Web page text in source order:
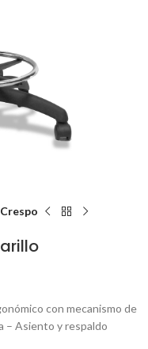
con mecanismo de
– Asiento y respaldo